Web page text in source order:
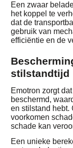
Een zwaar
het koppel te
dat de
gebruik van
efficiëntie en de
stilstandtijd
Emotron zorgt
beschermd,
en stilstand hebt.
voorkomen
schade kan
Een unieke